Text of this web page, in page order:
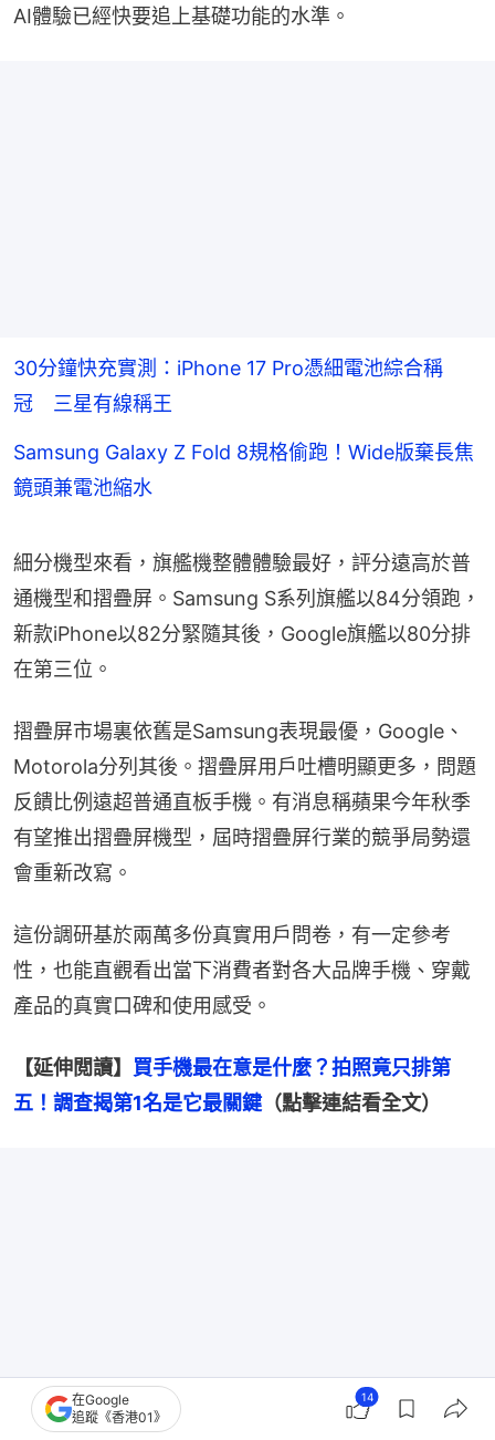
AI體驗已經快要追上基礎功能的水準。
30分鐘快充實測：iPhone 17 Pro憑細電池綜合稱
冠 三星有線稱王
Samsung Galaxy Z Fold 8規格偷跑！Wide版棄長焦
鏡頭兼電池縮水
細分機型來看，旗艦機整體體驗最好，評分遠高於普
通機型和摺疊屏。Samsung S系列旗艦以84分領跑，
新款iPhone以82分緊隨其後，Google旗艦以80分排
在第三位。
摺疊屏市場裏依舊是Samsung表現最優，Google、
Motorola分列其後。摺疊屏用戶吐槽明顯更多，問題
反饋比例遠超普通直板手機。有消息稱蘋果今年秋季
有望推出摺疊屏機型，屆時摺疊屏行業的競爭局勢還
會重新改寫。
這份調研基於兩萬多份真實用戶問卷，有一定參考
性，也能直觀看出當下消費者對各大品牌手機、穿戴
產品的真實口碑和使用感受。
【延伸閲讀】 買手機最在意是什麼？拍照竟只排第
五！調查揭第1名是它最關鍵（點擊連結看全文）
在Google
追蹤《香港01》
14